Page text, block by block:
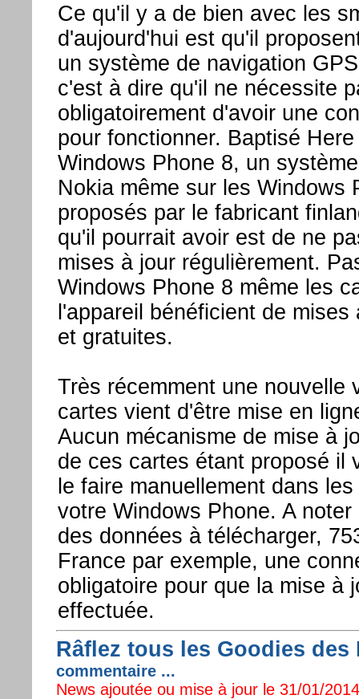
Ce qu'il y a de bien avec les
d'aujourd'hui est qu'il
un système de navigation
c'est à dire qu'il ne nécessite
obligatoirement d'avoir une
pour fonctionner. Baptisé
Windows Phone 8, un
Nokia même sur les Windows
proposés par le fabricant
qu'il pourrait avoir est de ne
mises à jour régulièrement.
Windows Phone 8 même les
l'appareil bénéficient de
et gratuites.
Très récemment une nouvelle
cartes vient d'être mise en
Aucun mécanisme de mise à
de ces cartes étant proposé il
le faire manuellement dans
votre Windows Phone. A
des données à télécharger,
France par exemple, une
obligatoire pour que la mise à
effectuée.
Râflez tous les Goodies des
commentaire ...
News ajoutée ou mise à jour le 31/01/